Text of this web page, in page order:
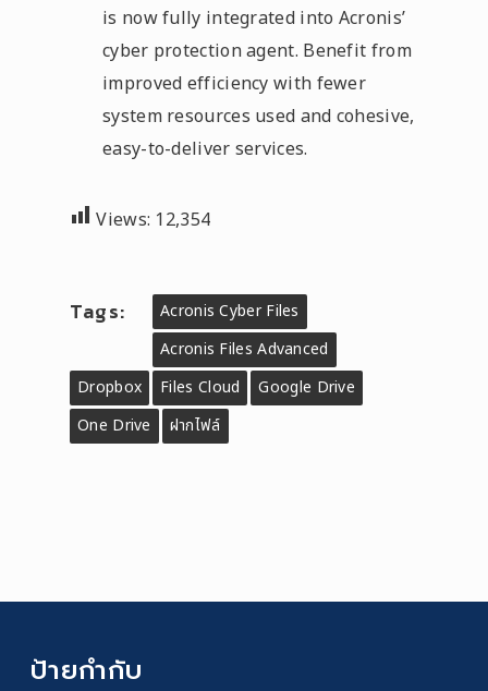
is now fully integrated into Acronis’
cyber protection agent. Benefit from
improved efficiency with fewer
system resources used and cohesive,
easy-to-deliver services.
Views: 12,354
Tags:
Acronis Cyber Files
Acronis Files Advanced
Dropbox
Files Cloud
Google Drive
One Drive
ฝากไฟล์
ป้ายกำกับ